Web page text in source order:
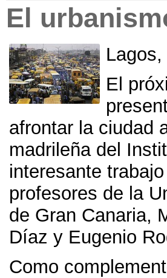
El
El
afrontar la ciudad
madrileña del
interesante
profesores de la
de Gran Canaria,
Díaz y Eugenio
Como